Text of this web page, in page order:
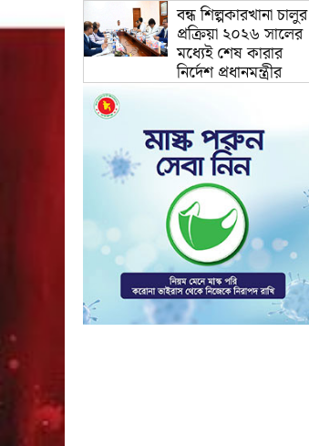
বন্ধ শিল্পকারখানা চালুর
প্রক্রিয়া ২০২৬ সালের
মধ্যেই শেষ কারার
নির্দেশ প্রধানমন্ত্রীর